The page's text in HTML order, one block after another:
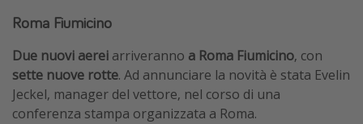
Roma Fiumicino
Due nuovi aerei arriveranno a Roma Fiumicino, con
sette nuove rotte. Ad annunciare la novità è stata Evelin
Jeckel, manager del vettore, nel corso di una
conferenza stampa organizzata a Roma.